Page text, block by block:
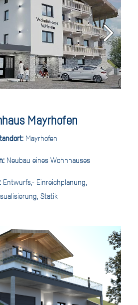
Mayrhofen
Mayrhofen
Neubau eines Wohnhauses
Entwurfs,- Einreichplanung,
Statik